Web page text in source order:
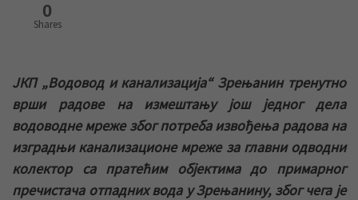
0
Shares
ЈКП „Водовод и канализација“ Зрењанин тренутно
врши радове на измештању још једног дела
водоводне мреже због потреба извођења радова на
изградњи канализационе мреже за главни одводни
колектор са пратећим објектима до примарног
пречистача отпадних вода у Зрењанину, због чега је